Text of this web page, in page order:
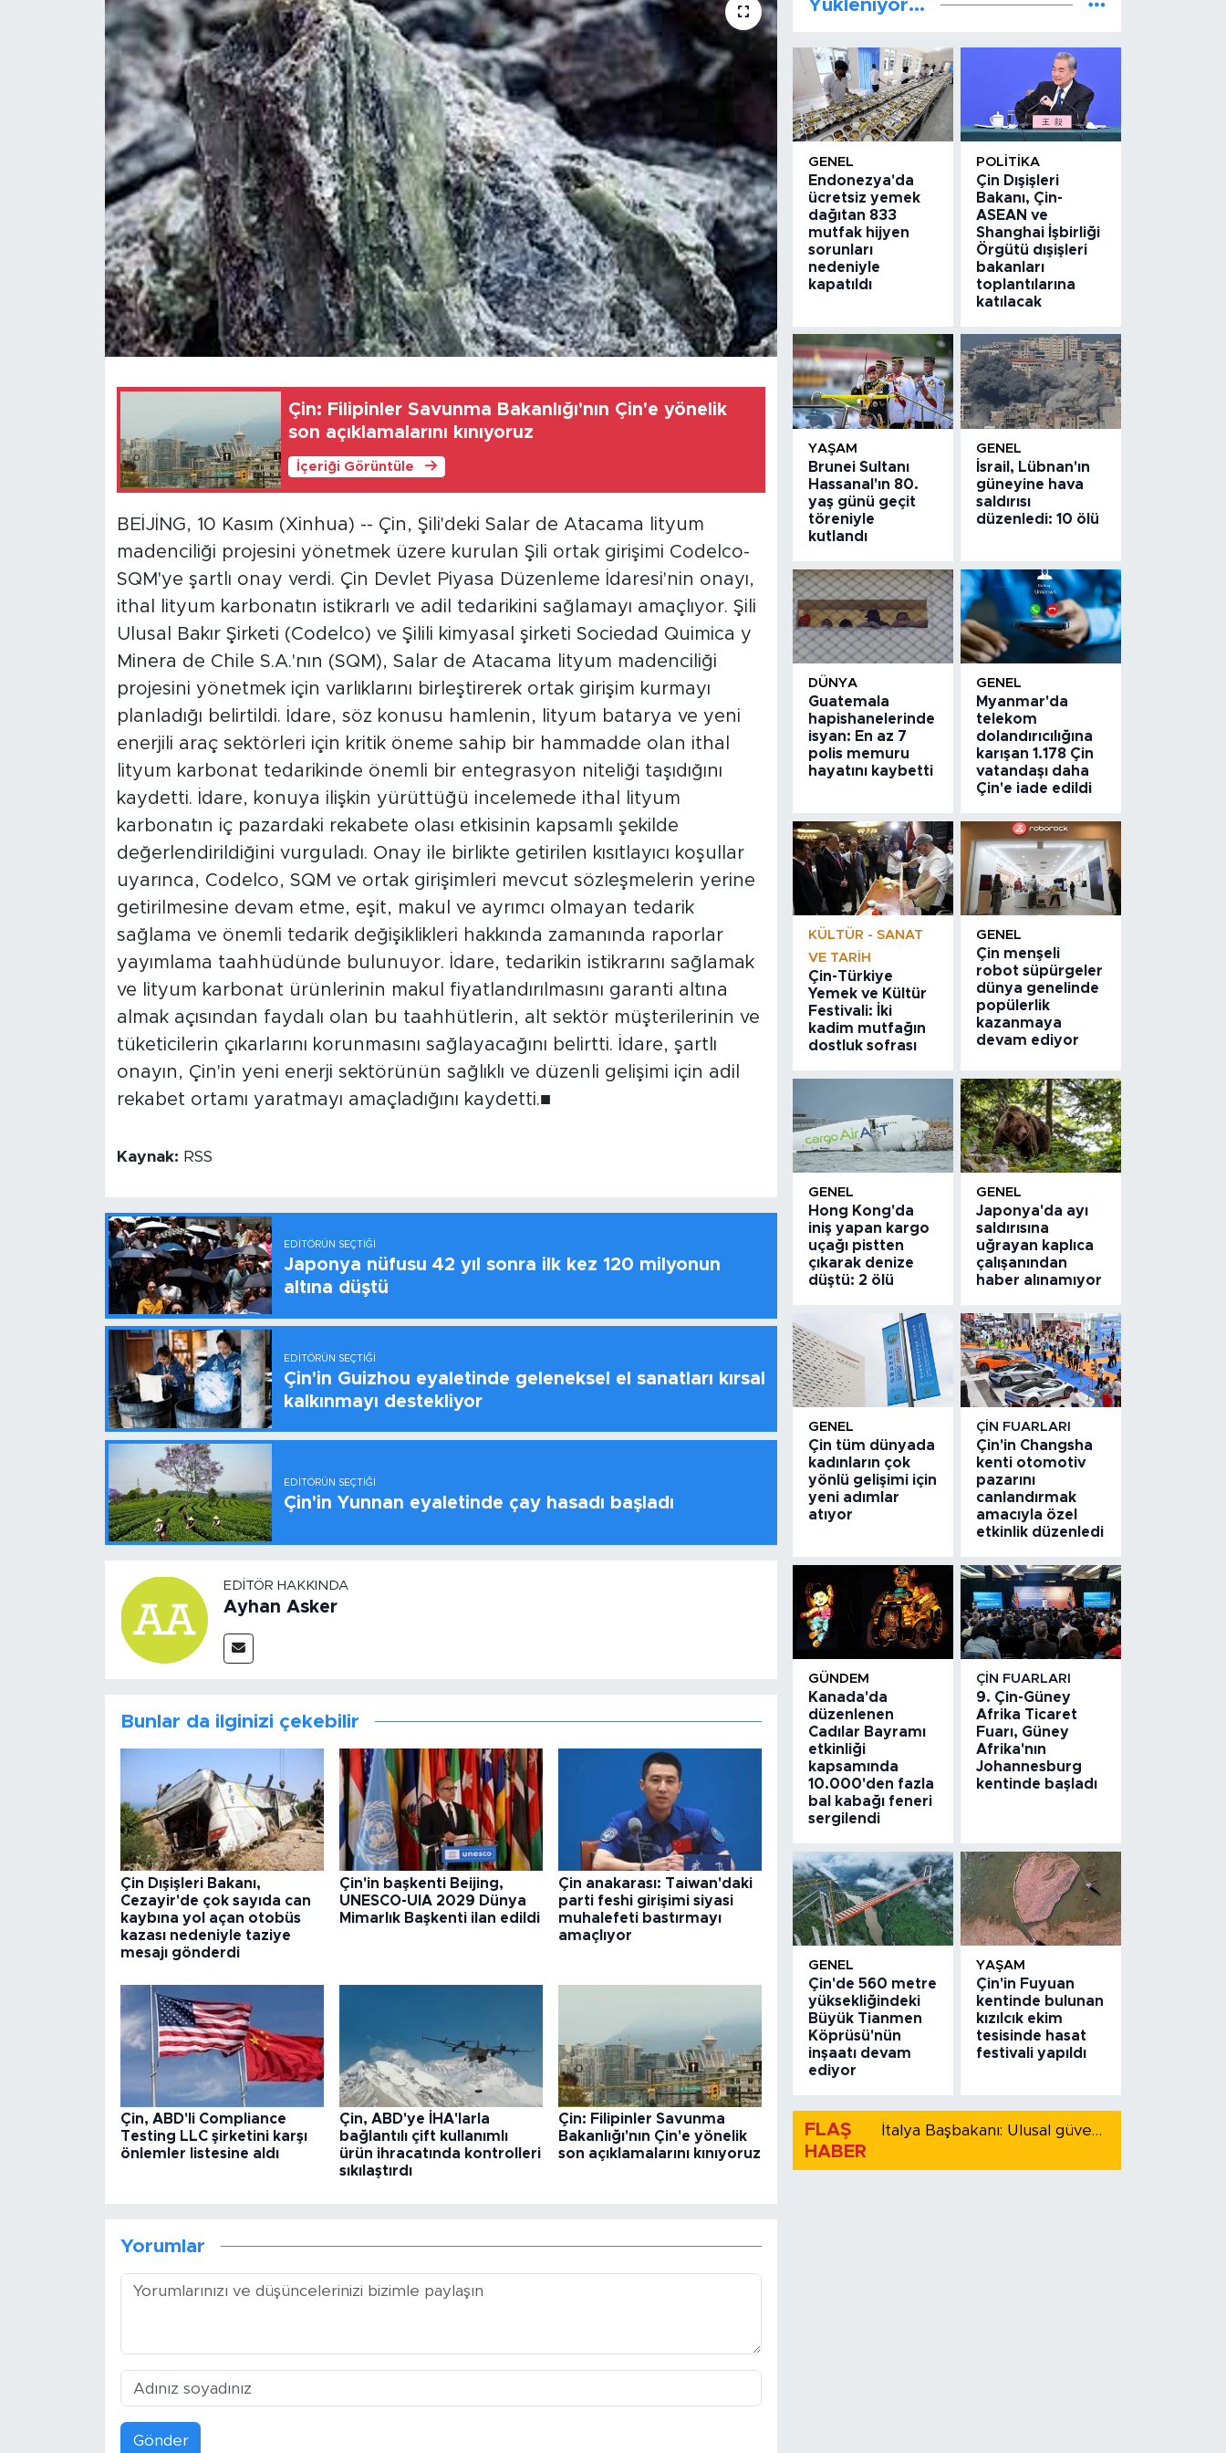
Çin: Filipinler Savunma Bakanlığı'nın Çin'e yönelik
son açıklamalarını kınıyoruz
İçeriği Görüntüle
BEİJİNG, 10 Kasım (Xinhua) -- Çin, Şili'deki Salar de Atacama lityum
madenciliği projesini yönetmek üzere kurulan Şili ortak girişimi Codelco-
SQM'ye şartlı onay verdi. Çin Devlet Piyasa Düzenleme İdaresi'nin onayı,
ithal lityum karbonatın istikrarlı ve adil tedarikini sağlamayı amaçlıyor. Şili
Ulusal Bakır Şirketi (Codelco) ve Şilili kimyasal şirketi Sociedad Quimica y
Minera de Chile S.A.'nın (SQM), Salar de Atacama lityum madenciliği
projesini yönetmek için varlıklarını birleştirerek ortak girişim kurmayı
planladığı belirtildi. İdare, söz konusu hamlenin, lityum batarya ve yeni
enerjili araç sektörleri için kritik öneme sahip bir hammadde olan ithal
lityum karbonat tedarikinde önemli bir entegrasyon niteliği taşıdığını
kaydetti. İdare, konuya ilişkin yürüttüğü incelemede ithal lityum
karbonatın iç pazardaki rekabete olası etkisinin kapsamlı şekilde
değerlendirildiğini vurguladı. Onay ile birlikte getirilen kısıtlayıcı koşullar
uyarınca, Codelco, SQM ve ortak girişimleri mevcut sözleşmelerin yerine
getirilmesine devam etme, eşit, makul ve ayrımcı olmayan tedarik
sağlama ve önemli tedarik değişiklikleri hakkında zamanında raporlar
yayımlama taahhüdünde bulunuyor. İdare, tedarikin istikrarını sağlamak
ve lityum karbonat ürünlerinin makul fiyatlandırılmasını garanti altına
almak açısından faydalı olan bu taahhütlerin, alt sektör müşterilerinin ve
tüketicilerin çıkarlarını korunmasını sağlayacağını belirtti. İdare, şartlı
onayın, Çin'in yeni enerji sektörünün sağlıklı ve düzenli gelişimi için adil
rekabet ortamı yaratmayı amaçladığını kaydetti.■
Kaynak: RSS
EDITÖRÜN SEÇTIĞI
Japonya nüfusu 42 yıl sonra ilk kez 120 milyonun
altına düştü
EDITÖRÜN SEÇTIĞI
Çin'in Guizhou eyaletinde geleneksel el sanatları kırsal
kalkınmayı destekliyor
EDITÖRÜN SEÇTIĞI
Çin'in Yunnan eyaletinde çay hasadı başladı
EDITÖR HAKKINDA
Ayhan Asker
Bunlar da ilginizi çekebilir
Çin Dışişleri Bakanı,
Cezayir'de çok sayıda can
kaybına yol açan otobüs
kazası nedeniyle taziye
mesajı gönderdi
Çin'in başkenti Beijing,
UNESCO-UIA 2029 Dünya
Mimarlık Başkenti ilan edildi
Çin anakarası: Taiwan'daki
parti feshi girişimi siyasi
muhalefeti bastırmayı
amaçlıyor
Çin, ABD'li Compliance
Testing LLC şirketini karşı
önlemler listesine aldı
Çin, ABD'ye İHA'larla
bağlantılı çift kullanımlı
ürün ihracatında kontrolleri
sıkılaştırdı
Çin: Filipinler Savunma
Bakanlığı'nın Çin'e yönelik
son açıklamalarını kınıyoruz
Yorumlar
Gönder
Yükleniyor...
GENEL
Endonezya'da
ücretsiz yemek
dağıtan 833
mutfak hijyen
sorunları
nedeniyle
kapatıldı
POLITIKA
Çin Dışişleri
Bakanı, Çin-
ASEAN ve
Shanghai İşbirliği
Örgütü dışişleri
bakanları
toplantılarına
katılacak
YAŞAM
Brunei Sultanı
Hassanal'ın 80.
yaş günü geçit
töreniyle
kutlandı
GENEL
İsrail, Lübnan'ın
güneyine hava
saldırısı
düzenledi: 10 ölü
DÜNYA
Guatemala
hapishanelerinde
isyan: En az 7
polis memuru
hayatını kaybetti
GENEL
Myanmar'da
telekom
dolandırıcılığına
karışan 1.178 Çin
vatandaşı daha
Çin'e iade edildi
KÜLTÜR - SANAT
VE TARIH
Çin-Türkiye
Yemek ve Kültür
Festivali: İki
kadim mutfağın
dostluk sofrası
GENEL
Çin menşeli
robot süpürgeler
dünya genelinde
popülerlik
kazanmaya
devam ediyor
GENEL
Hong Kong'da
iniş yapan kargo
uçağı pistten
çıkarak denize
düştü: 2 ölü
GENEL
Japonya'da ayı
saldırısına
uğrayan kaplıca
çalışanından
haber alınamıyor
GENEL
Çin tüm dünyada
kadınların çok
yönlü gelişimi için
yeni adımlar
atıyor
ÇIN FUARLARI
Çin'in Changsha
kenti otomotiv
pazarını
canlandırmak
amacıyla özel
etkinlik düzenledi
GÜNDEM
Kanada'da
düzenlenen
Cadılar Bayramı
etkinliği
kapsamında
10.000'den fazla
bal kabağı feneri
sergilendi
ÇIN FUARLARI
9. Çin-Güney
Afrika Ticaret
Fuarı, Güney
Afrika'nın
Johannesburg
kentinde başladı
GENEL
Çin'de 560 metre
yüksekliğindeki
Büyük Tianmen
Köprüsü'nün
inşaatı devam
ediyor
YAŞAM
Çin'in Fuyuan
kentinde bulunan
kızılcık ekim
tesisinde hasat
festivali yapıldı
FLAŞ
HABER
İtalya Başbakanı: Ulusal güvenliği korumak için İspanya ile Schengen kapsamındaki serbest dolaşımı askıya alıyoruz
Gündem
Foto Haber
Xinhua Türkiye
Seyahat